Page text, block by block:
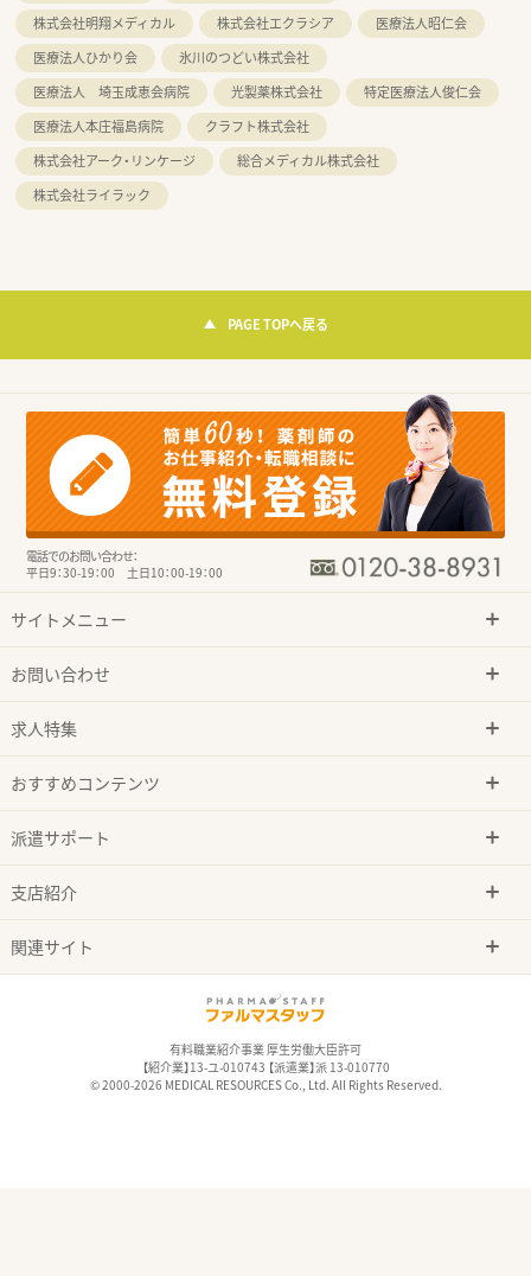
株式会社明翔メディカル
株式会社エクラシア
医療法人昭仁会
医療法人ひかり会
氷川のつどい株式会社
医療法人 埼玉成恵会病院
光製薬株式会社
特定医療法人俊仁会
医療法人本庄福島病院
クラフト株式会社
株式会社アーク・リンケージ
総合メディカル株式会社
株式会社ライラック
PAGE TOPへ戻る
電話でのお問い合わせ：
平日9：30-19：00 土日10：00-19：00
サイトメニュー
お問い合わせ
求人特集
おすすめコンテンツ
派遣サポート
支店紹介
関連サイト
有料職業紹介事業 厚生労働大臣許可
【紹介業】13-ユ-010743 【派遣業】派 13-010770
© 2000-2026 MEDICAL RESOURCES Co., Ltd. All Rights Reserved.